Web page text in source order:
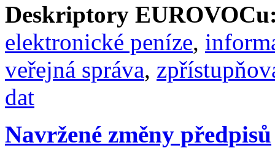
Deskriptory
elektronické peníze,
veřejná správa,
dat
Navržené změny předpisů